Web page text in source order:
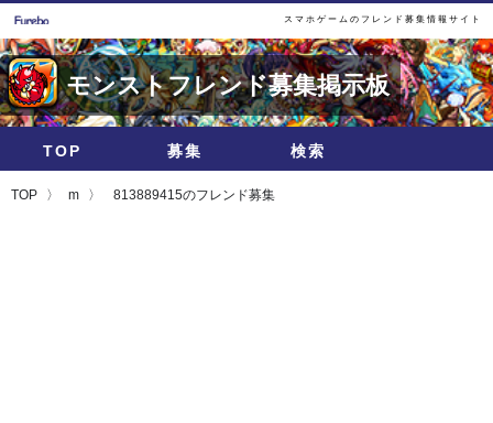
スマホゲームのフレンド募集情報サイト
モンストフレンド募集掲示板
TOP 募集 検索
TOP m 813889415のフレンド募集